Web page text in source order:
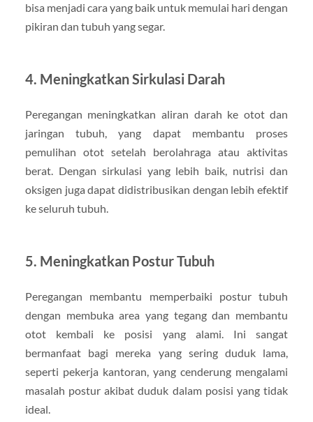
bisa menjadi cara yang baik untuk memulai hari dengan
pikiran dan tubuh yang segar.
4. Meningkatkan Sirkulasi Darah
Peregangan meningkatkan aliran darah ke otot dan
jaringan tubuh, yang dapat membantu proses
pemulihan otot setelah berolahraga atau aktivitas
berat. Dengan sirkulasi yang lebih baik, nutrisi dan
oksigen juga dapat didistribusikan dengan lebih efektif
ke seluruh tubuh.
5. Meningkatkan Postur Tubuh
Peregangan membantu memperbaiki postur tubuh
dengan membuka area yang tegang dan membantu
otot kembali ke posisi yang alami. Ini sangat
bermanfaat bagi mereka yang sering duduk lama,
seperti pekerja kantoran, yang cenderung mengalami
masalah postur akibat duduk dalam posisi yang tidak
ideal.